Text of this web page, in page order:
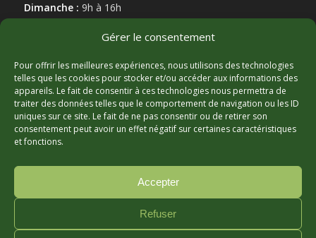
Gérer le consentement
Pour offrir les meilleures expériences, nous utilisons des technologies
telles que les cookies pour stocker et/ou accéder aux informations des
appareils. Le fait de consentir à ces technologies nous permettra de
traiter des données telles que le comportement de navigation ou les ID
uniques sur ce site. Le fait de ne pas consentir ou de retirer son
consentement peut avoir un effet négatif sur certaines caractéristiques
et fonctions.
Accepter
Refuser
Dimanche : 9h à 16h
MARCHAND AFFILIÉ
© Copyright - Hortibeauce, 2025 - Conception :Zonart